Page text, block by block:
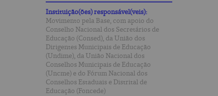
Instituição(ões) responsável(veis):
Movimento pela Base, com apoio do
Conselho Nacional dos Secretários de
Educação (Consed), da União dos
Dirigentes Municipais de Educação
(Undime), da União Nacional dos
Conselhos Municipais de Educação
(Uncme) e do Fórum Nacional dos
Conselhos Estaduais e Distrital de
Educação (Foncede)